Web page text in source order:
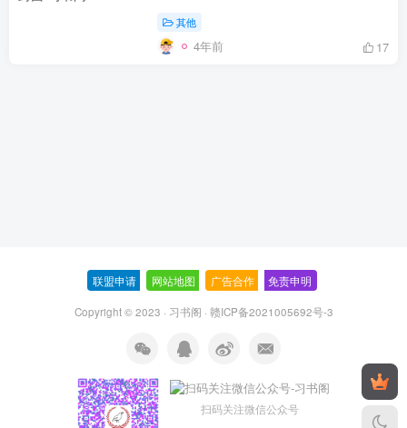
其他
4年前 17
联盟申请 网站地图 广告合作 免责申明
Copyright © 2023 · 习书阁 · 赣ICP备2021005692号-3
扫码关注微信公众号